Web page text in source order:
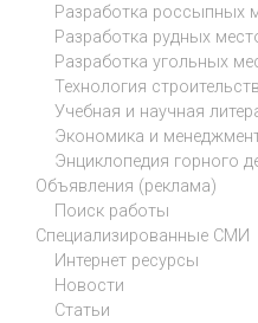
Разработка россыпных
Разработка рудных
Разработка угольных
Технология
Учебная и научная
Экономика и
Энциклопедия горного
Объявления (реклама)
Поиск работы
Специализированные СМИ
Интернет ресурсы
Новости
Статьи